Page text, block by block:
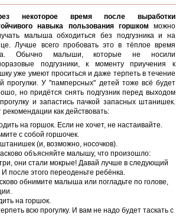
некоторое время после выработки
навыка пользования горшком можно
малыша обходиться без подгузника и на
Лучше всего пробовать это в тёплое время
Обычно малыши, которые не носили
подгузники, к моменту приучения к
уже умеют проситься и даже терпеть в течение
прогулки. У "памперсных" детей тоже всё будет
но придётся снять подгузник перед выходом
и запастись пачкой запасных штанишек.
рекомендации как действовать:
на горшок. Если не хочет, не настаивайте.
с собой горшочек.
(и, возможно, носочков).
объясняйте малышу, что произошло:
они стали мокрые! Давай лучше в следующий
после этого переоденьте ребёнка.
обнимите малыша или погладьте по голове,
на горшок.
всю прогулку. И вам не надо будет таскать с